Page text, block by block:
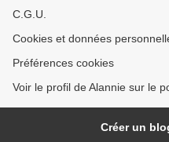
C.G.U.
Cookies et données
Préférences cookies
Voir le profil de Alannie sur le
Créer un